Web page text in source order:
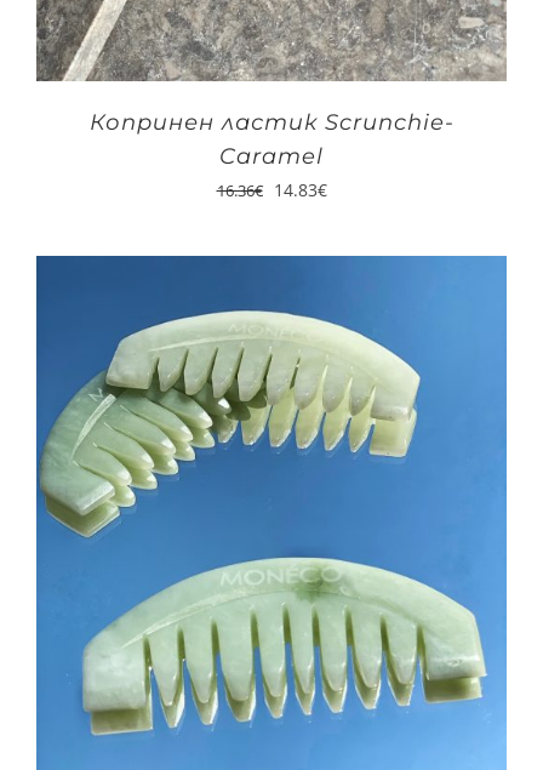
Копринен ластик Scrunchie-
Caramel
16.36€ 14.83€